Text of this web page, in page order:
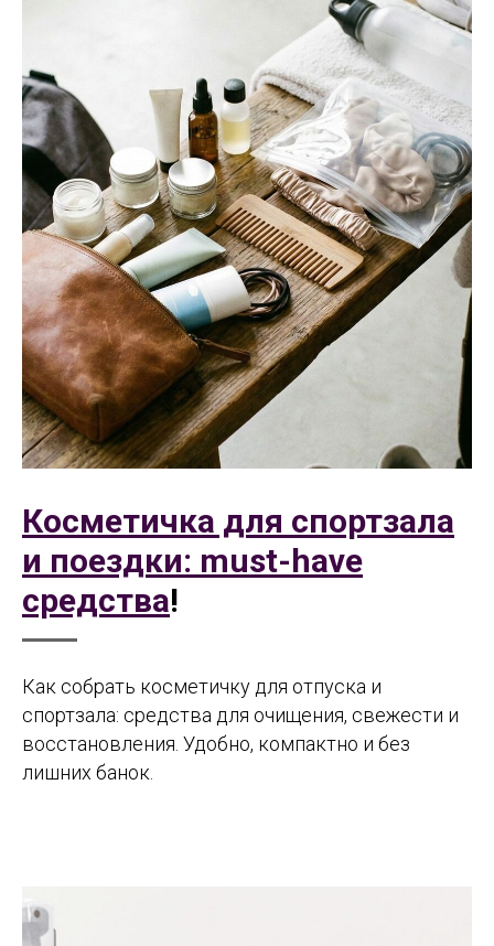
Косметичка для спортзала
и поездки: must-have
средства!
Как собрать косметичку для отпуска и
спортзала: средства для очищения, свежести и
восстановления. Удобно, компактно и без
лишних банок.